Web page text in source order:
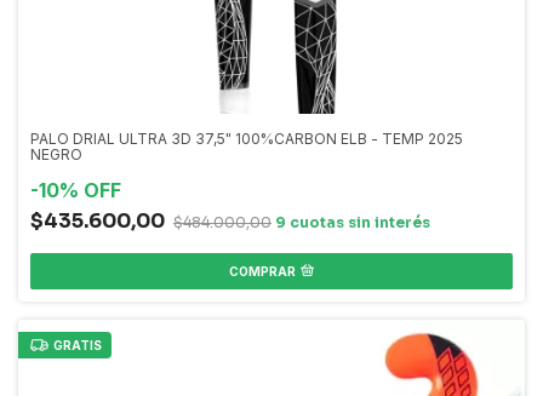
PALO DRIAL ULTRA 3D 37,5" 100%CARBON ELB - TEMP 2025
NEGRO
-10% OFF
$435.600,00 $484.000,00
COMPRAR
GRATIS